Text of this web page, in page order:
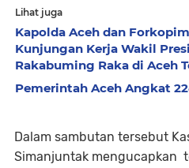
Lihat juga
Kapolda Aceh dan
Kunjungan Kerja Wakil
Rakabuming Raka di Aceh
Pemerintah Aceh Angkat
Dalam sambutan tersebut
Simanjuntak mengucapkan